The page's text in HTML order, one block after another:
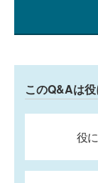
このQ&Aは
役